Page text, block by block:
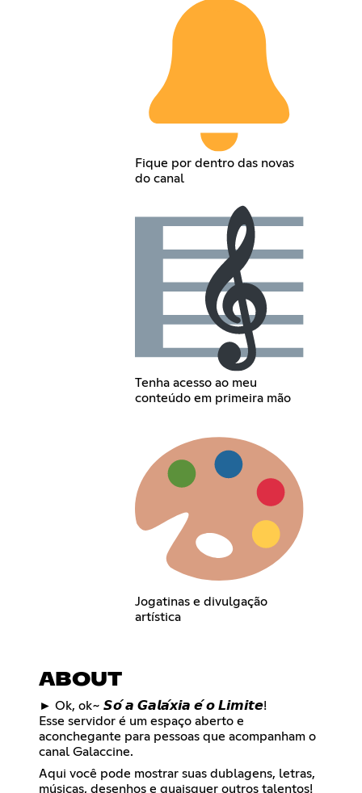
Fique por dentro das novas
do canal
Tenha acesso ao meu
conteúdo em primeira mão
Jogatinas e divulgação
artística
ABOUT
► Ok, ok~ 𝙎𝙤́ 𝙖 𝙂𝙖𝙡𝙖́𝙭𝙞𝙖 𝙚́ 𝙤 𝙇𝙞𝙢𝙞𝙩𝙚!
Esse servidor é um espaço aberto e
aconchegante para pessoas que acompanham o
canal Galaccine.
Aqui você pode mostrar suas dublagens, letras,
músicas, desenhos e quaisquer outros talentos!